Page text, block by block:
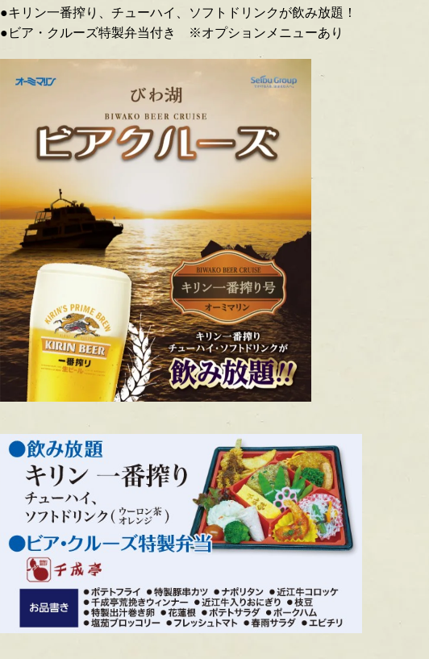
●キリン一番搾り、チューハイ、ソフトドリンクが飲み放題！
●ビア・クルーズ特製弁当付き ※オプションメニューあり